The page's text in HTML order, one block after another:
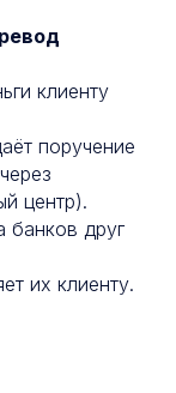
клиенту
поручение
центр).
банков друг
их клиенту.